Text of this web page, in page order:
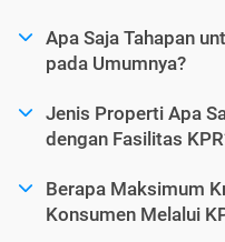
Apa Saja Tahapan
pada Umumnya?
Jenis Properti Apa
dengan Fasilitas
Berapa Maksimum
Konsumen Melalui